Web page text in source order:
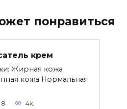
понравиться
крем
Жирная кожа
кожа Нормальная
8 4k.